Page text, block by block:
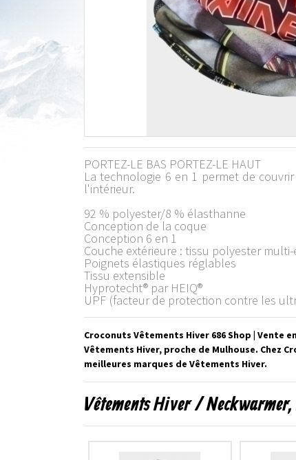
PORTEZ-LE BAS PORTEZ-LE HAUT
La technologie 6 en 1 permet de
l'intérieur.
92 % polyester/8 % élasthanne
Conception de la coque
Conception 6 en 1
Couche extérieure : tissu polyester
Poignets élastiques réglables
Tissu extensible
Hyprotecht® par HEIQ®
UPF (facteur de protection contre les
Croconuts Vêtements Hiver 686 Shop | Vente
Vêtements Hiver, proche de Mulhouse. Chez
meilleures marques de Vêtements Hiver.
Vêtements Hiver /